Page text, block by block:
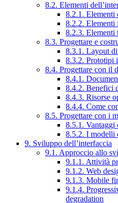
8.2. Elementi
8.2.1. Elementi
8.2.2. Elementi
8.2.3. Elementi
8.3. Progettare e
8.3.1. Layout
8.3.2. Prototipi
8.4. Progettare con il
8.4.1.
8.4.2. Benefici
8.4.3. Risorse
8.4.4. Come
8.5. Progettare con i
8.5.1. Vantaggi
8.5.2. I modelli
9. Sviluppo dell’interfaccia
9.1. Approccio allo
9.1.1. Attività
9.1.2. Web
9.1.3. Mobile
9.1.4.
degradation